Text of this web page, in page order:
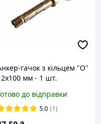
гачок з кільцем "О"
мм - 1 шт.
до відправки
5.0 (1)